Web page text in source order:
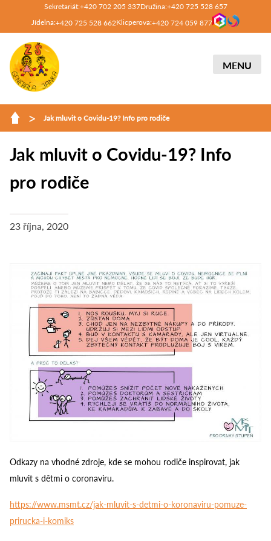
Sekretariát:+420 702 205 337Družina:+420 725 528 657
Jídelna:+420 725 528 662Klicperova:+420 724 059 877
MENU
> Jak mluvit o Covidu-19? Info pro rodiče
Jak mluvit o Covidu-19? Info
pro rodiče
23 října, 2020
Odkazy na vhodné zdroje, kde se mohou rodiče inspirovat, jak
mluvit s dětmi o coronaviru.
https://www.msmt.cz/jak-mluvit-s-detmi-o-koronaviru-pomuze-
prirucka-i-komiks